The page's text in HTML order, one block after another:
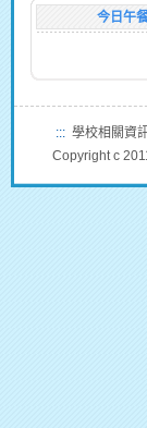
今日午
::: 學校相關資
Copyright c